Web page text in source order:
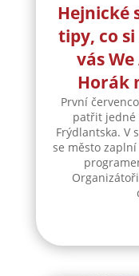
Hejnické
tipy, co
vás
Horák
První
patřit jedné
Frýdlantska. V
se město